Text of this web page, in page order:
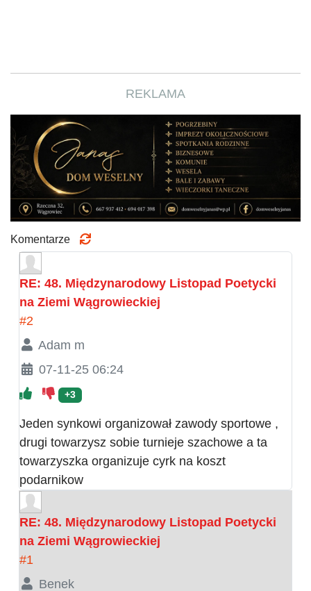
REKLAMA
Komentarze
RE: 48. Międzynarodowy Listopad Poetycki
na Ziemi Wągrowieckiej
#2
Adam m
07-11-25 06:24
+3
Jeden synkowi organizował zawody sportowe ,
drugi towarzysz sobie turnieje szachowe a ta
towarzyszka organizuje cyrk na koszt
podarnikow
RE: 48. Międzynarodowy Listopad Poetycki
na Ziemi Wągrowieckiej
#1
Benek